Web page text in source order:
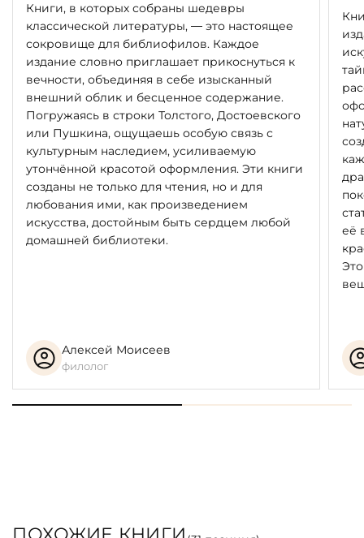
Книги, в которых собраны шедевры
классической литературы, — это настоящее
сокровище для библиофилов. Каждое
издание словно приглашает прикоснуться к
вечности, объединяя в себе изысканный
внешний облик и бесценное содержание.
Погружаясь в строки Толстого, Достоевского
или Пушкина, ощущаешь особую связь с
культурным наследием, усиливаемую
утончённой красотой оформления. Эти книги
созданы не только для чтения, но и для
любования ими, как произведением
искусства, достойным быть сердцем любой
домашней библиотеки.
Алексей Моисеев
филолог
её